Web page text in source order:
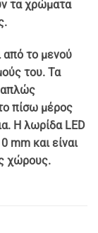
τα χρώματα
από το μενού
του. Τα
απλώς
πίσω μέρος
Η λωρίδα LED
mm και είναι
χώρους.